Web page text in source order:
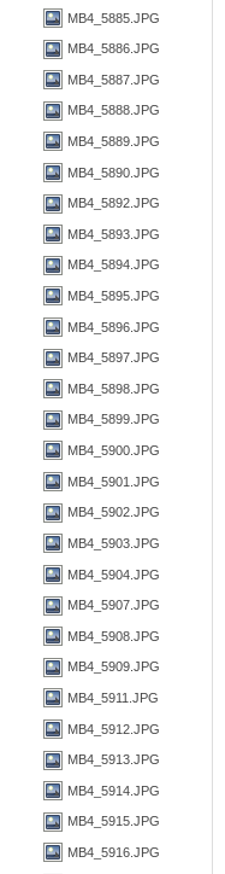
MB4_5885.JPG
MB4_5886.JPG
MB4_5887.JPG
MB4_5888.JPG
MB4_5889.JPG
MB4_5890.JPG
MB4_5892.JPG
MB4_5893.JPG
MB4_5894.JPG
MB4_5895.JPG
MB4_5896.JPG
MB4_5897.JPG
MB4_5898.JPG
MB4_5899.JPG
MB4_5900.JPG
MB4_5901.JPG
MB4_5902.JPG
MB4_5903.JPG
MB4_5904.JPG
MB4_5907.JPG
MB4_5908.JPG
MB4_5909.JPG
MB4_5911.JPG
MB4_5912.JPG
MB4_5913.JPG
MB4_5914.JPG
MB4_5915.JPG
MB4_5916.JPG